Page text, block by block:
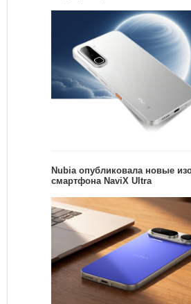
Nubia опубликовала новые
смартфона NaviX Ultra